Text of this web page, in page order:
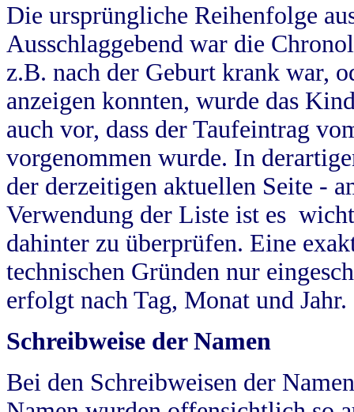
Die ursprüngliche Reihenfolge
Ausschlaggebend war die
z.B. nach der Geburt krank war,
anzeigen konnten, wurde das
auch vor, dass der Taufeintrag
vorgenommen wurde. In
der derzeitigen aktuellen Seite -
Verwendung der Liste ist es
dahinter zu überprüfen. Eine
technischen Gründen nur
erfolgt nach Tag, Monat und Jahr.
Schreibweise der Namen
Bei den Schreibweisen der